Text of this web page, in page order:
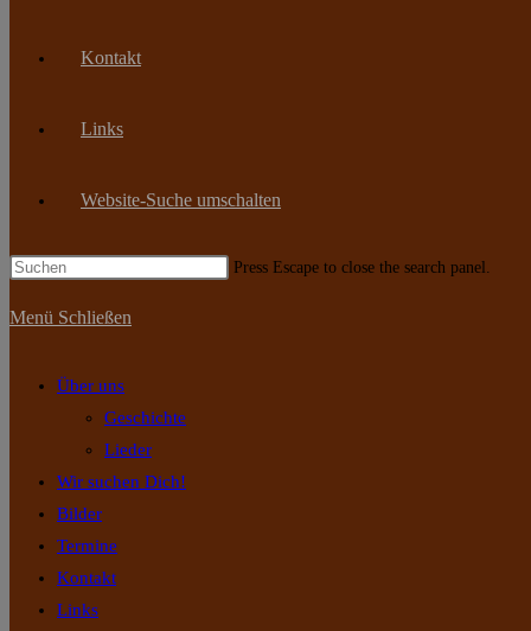
Kontakt
Links
Website-Suche umschalten
Press Escape to close the search panel.
Menü Schließen
Über uns
Geschichte
Lieder
Wir suchen Dich!
Bilder
Termine
Kontakt
Links